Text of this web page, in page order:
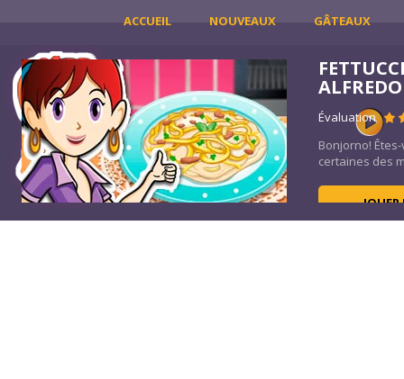
ACCUEIL NOUVEAUX GÂTEAUX
ALFREDO
Évaluation
Bonjorno!
certaines des